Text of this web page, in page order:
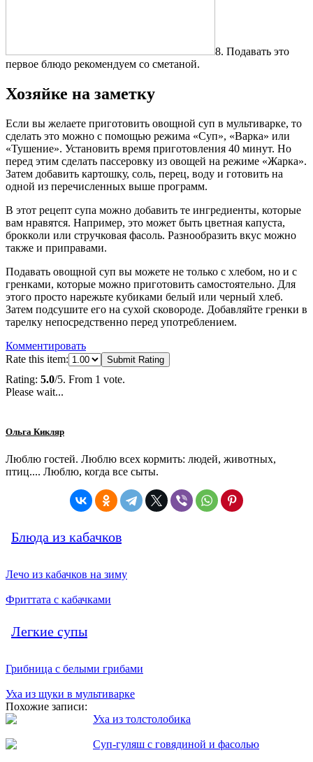
8. Подавать это
первое блюдо рекомендуем со сметаной.
Хозяйке на заметку
Если вы желаете приготовить овощной суп в мультиварке, то
сделать это можно с помощью режима «Суп», «Варка» или
«Тушение». Установить время приготовления 40 минут. Но
перед этим сделать пассеровку из овощей на режиме «Жарка».
Затем добавить картошку, соль, перец, воду и готовить на
одной из перечисленных выше программ.
В этот рецепт супа можно добавить те ингредиенты, которые
вам нравятся. Например, это может быть цветная капуста,
брокколи или стручковая фасоль. Разнообразить вкус можно
также и приправами.
Подавать овощной суп вы можете не только с хлебом, но и с
гренками, которые можно приготовить самостоятельно. Для
этого просто нарежьте кубиками белый или черный хлеб.
Затем подсушите его на сухой сковороде. Добавляйте гренки в
тарелку непосредственно перед употреблением.
Комментировать
Rate this item:
Submit Rating
Rating: 5.0/5. From 1 vote.
Please wait...
Ольга Кикляр
Люблю гостей. Люблю всех кормить: людей, животных,
птиц.... Люблю, когда все сыты.
Блюда из кабачков
Лечо из кабачков на зиму
Фриттата с кабачками
Легкие супы
Грибница с белыми грибами
Уха из щуки в мультиварке
Похожие записи:
Уха из толстолобика
Суп-гуляш с говядиной и фасолью